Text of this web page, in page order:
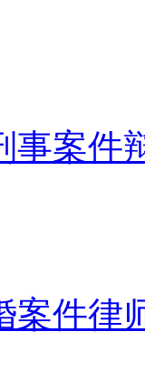
事案件
案件律